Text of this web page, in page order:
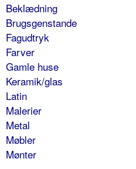
Beklædning
Brugsgenstande
Fagudtryk
Farver
Gamle huse
Keramik/glas
Latin
Malerier
Metal
Møbler
Mønter